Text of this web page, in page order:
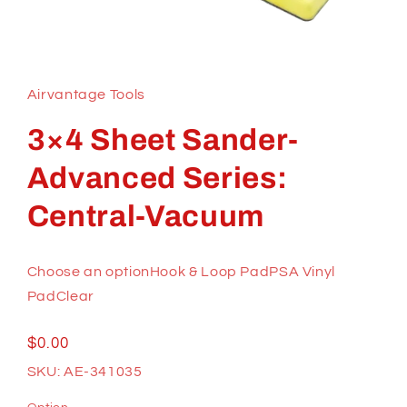
1
dans
fenêtre
modale
Airvantage Tools
3×4 Sheet Sander-
Advanced Series:
Central-Vacuum
Choose an optionHook & Loop PadPSA Vinyl
PadClear
Prix
habituel
$0.00
SKU: AE-341035